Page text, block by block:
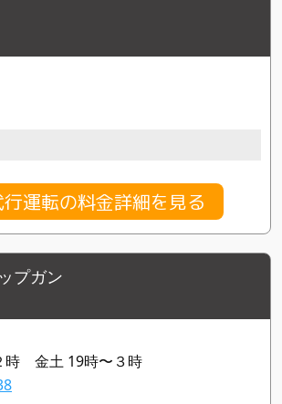
運転の料金詳細を見る
プガン
時 金土 19時〜３時